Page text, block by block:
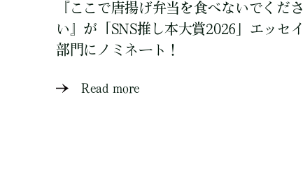
『ここで唐揚げ弁当を食べないでくださ
い』が「SNS推し本大賞2026」エッセイ
部門にノミネート！
Read more